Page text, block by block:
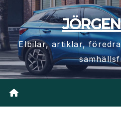
Hoppa
till
innehåll
Elbilar, artiklar,